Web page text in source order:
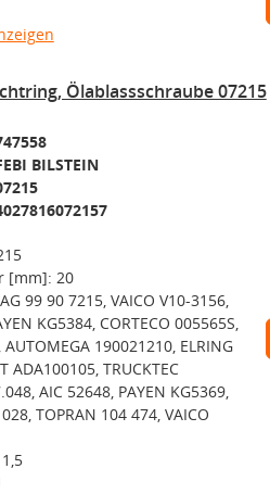
Ölablassschraube 07215
BILSTEIN
[mm]: 20
99 90 7215, VAICO V10-3156,
KG5384, CORTECO 005565S,
AUTOMEGA 190021210, ELRING
ADA100105, TRUCKTEC
AIC 52648, PAYEN KG5369,
TOPRAN 104 474, VAICO